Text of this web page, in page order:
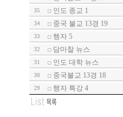
35 인도 종교 1
34 중국 불교 13경 19
33 행자 5
32 담마찰 뉴스
31 인도 대학 뉴스
30 중국불교 13경 18
29 행자 특강 4